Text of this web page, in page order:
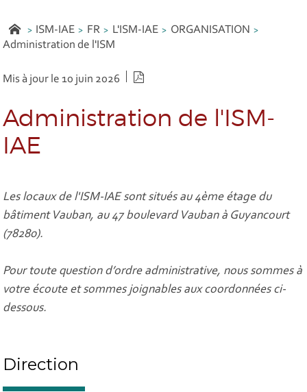
ISM-IAE FR L'ISM-IAE
ORGANISATION
Administration de l'ISM
Mis à jour le 10 juin 2026
Administration de l'ISM-
IAE
Les locaux de l'ISM-IAE sont situés au 4ème étage du
bâtiment Vauban, au 47 boulevard Vauban à Guyancourt
(78280).
Pour toute question d’ordre administrative, nous sommes à
votre écoute et sommes joignables aux coordonnées ci-
dessous.
Direction